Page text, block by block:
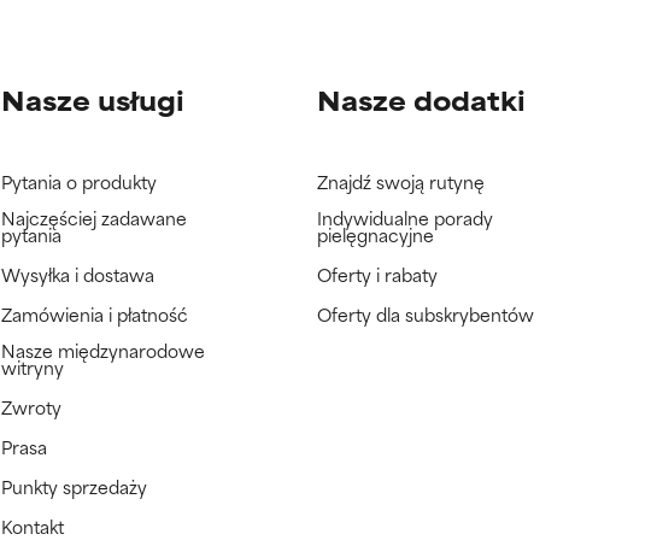
Nasze usługi
Pytania o produkty
Najczęściej zadawane
pytania
Wysyłka i dostawa
Zamówienia i płatność
Nasze międzynarodowe
witryny
Zwroty
Prasa
Punkty sprzedaży
Kontakt
Nasze dodatki
Znajdź swoją rutynę
Indywidualne porady
pielęgnacyjne
Oferty i rabaty
Oferty dla subskrybentów